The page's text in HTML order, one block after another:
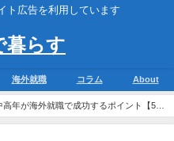
ト広告を利用しています
暮らす
海外就職 コラム About
年が海外就職で成功するポイント【50